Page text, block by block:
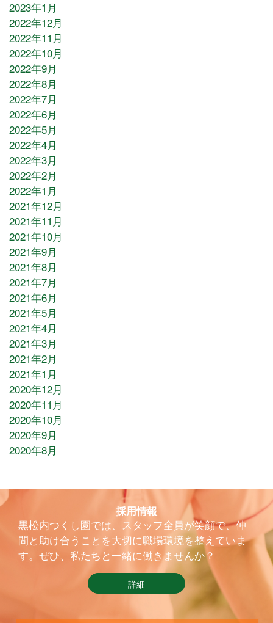
2023年1月
2022年12月
2022年11月
2022年10月
2022年9月
2022年8月
2022年7月
2022年6月
2022年5月
2022年4月
2022年3月
2022年2月
2022年1月
2021年12月
2021年11月
2021年10月
2021年9月
2021年8月
2021年7月
2021年6月
2021年5月
2021年4月
2021年3月
2021年2月
2021年1月
2020年12月
2020年11月
2020年10月
2020年9月
2020年8月
採用情報
黒松内つくし園では、スタッフ全員が笑顔で、仲
間と助け合うことを大切に職場環境を整えていま
す。ぜひ、私たちと一緒に働きませんか？
詳細